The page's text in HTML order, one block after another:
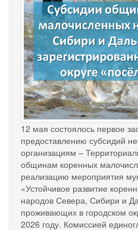
12 мая состоялось первое
предоставлению субсидий
организациям –
общинам коренных
реализацию мероприятия
«Устойчивое развитие
народов Севера, Сибири и
проживающих в городском
2026 году. Комиссией